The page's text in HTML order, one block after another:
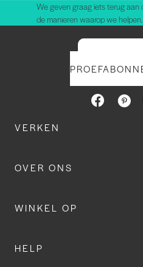
We geven graag iets terug aan
de manieren waarop we helpen.
VERKEN
OVER ONS
WINKEL OP
HELP